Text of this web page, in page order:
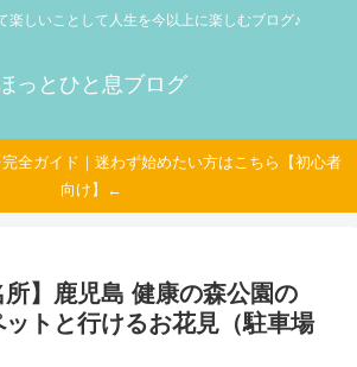
楽しいことして人生を今以上に楽しむブログ♪
っとひと息ブログ
全ガイド｜迷わず始めたい方はこちら【初心者
向け】←
所】鹿児島 健康の森公園の
トと行けるお花見（駐車場